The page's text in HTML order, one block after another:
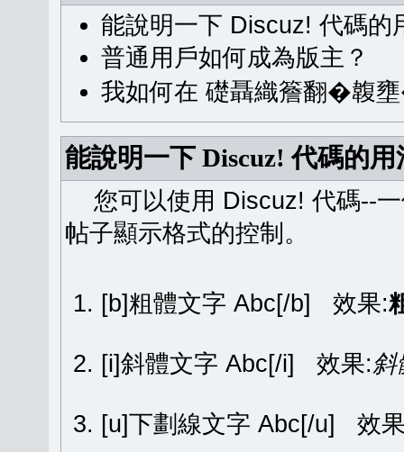
能說明一下 Discuz! 代碼的
普通用戶如何成為版主？
我如何在 礎聶織簷翻�䪖
能說明一下 Discuz! 代碼的用
您可以使用 Discuz! 代碼--一
帖子顯示格式的控制。
[b]粗體文字 Abc[/b] 效果:
[i]斜體文字 Abc[/i] 效果:斜
[u]下劃線文字 Abc[/u] 效